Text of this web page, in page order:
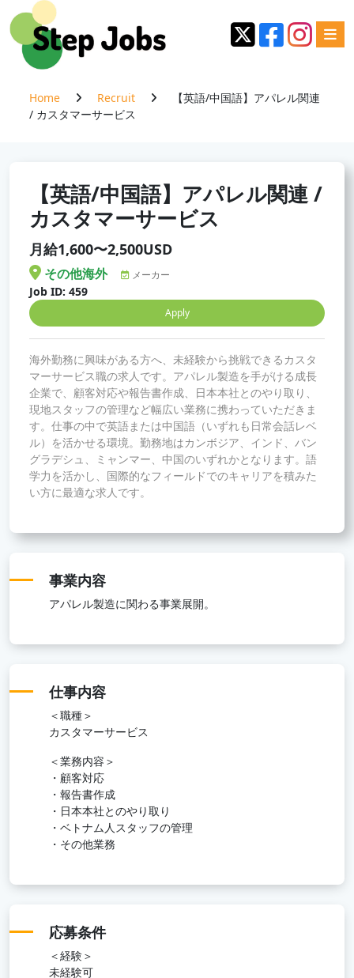
Home Recruit
【英語/中国語】アパレル関連
/ カスタマーサービス
【英語/中国語】アパレル関連 /
カスタマーサービス
月給1,600〜2,500USD
その他海外 メーカー
Job ID: 459
Apply
海外勤務に興味がある方へ、未経験から挑戦できるカスタ
マーサービス職の求人です。アパレル製造を手がける成長
企業で、顧客対応や報告書作成、日本本社とのやり取り、
現地スタッフの管理など幅広い業務に携わっていただきま
す。仕事の中で英語または中国語（いずれも日常会話レベ
ル）を活かせる環境。勤務地はカンボジア、インド、バン
グラデシュ、ミャンマー、中国のいずれかとなります。語
学力を活かし、国際的なフィールドでのキャリアを積みた
い方に最適な求人です。
事業内容
アパレル製造に関わる事業展開。
仕事内容
＜職種＞
カスタマーサービス
＜業務内容＞
・顧客対応
・報告書作成
・⽇本本社とのやり取り
・ベトナム⼈スタッフの管理
・その他業務
応募条件
＜経験＞
未経験可